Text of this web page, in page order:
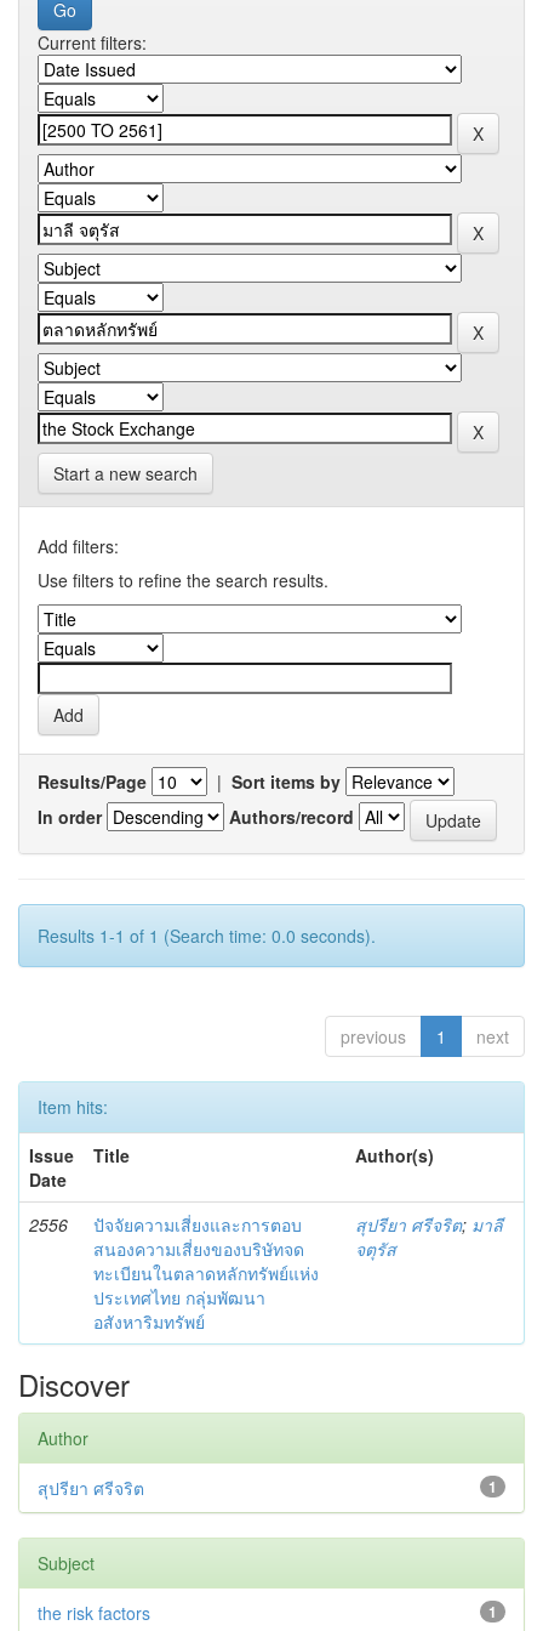
Current filters:
Start a new search
Add filters:
Use filters to refine the search results.
Results/Page | Sort items by
In order
Authors/record
Results 1-1 of 1 (Search time: 0.0 seconds).
previous 1 next
Item hits:
Issue
Date
Title Author(s)
2556
ปัจจัยความเสี่ยงและการตอบ
สนองความเสี่ยงของบริษัทจด
ทะเบียนในตลาดหลักทรัพย์แห่ง
ประเทศไทย กลุ่มพัฒนา
อสังหาริมทรัพย์
สุปรียา ศรีจริต; มาลี
จตุรัส
Discover
Author
1
สุปรียา ศรีจริต
Subject
1
the risk factors